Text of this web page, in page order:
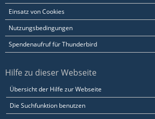
Einsatz von Cookies
Nutzungsbedingungen
Spendenaufruf für Thunderbird
Hilfe zu dieser Webseite
Übersicht der Hilfe zur Webseite
Die Suchfunktion benutzen